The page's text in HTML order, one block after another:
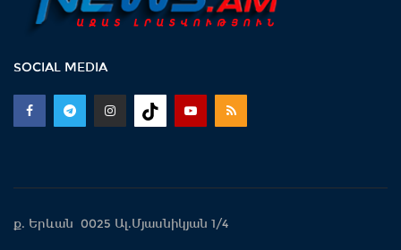
SOCIAL MEDIA
ք. Երևան 0025 Ալ.Մյասնիկյան 1/4